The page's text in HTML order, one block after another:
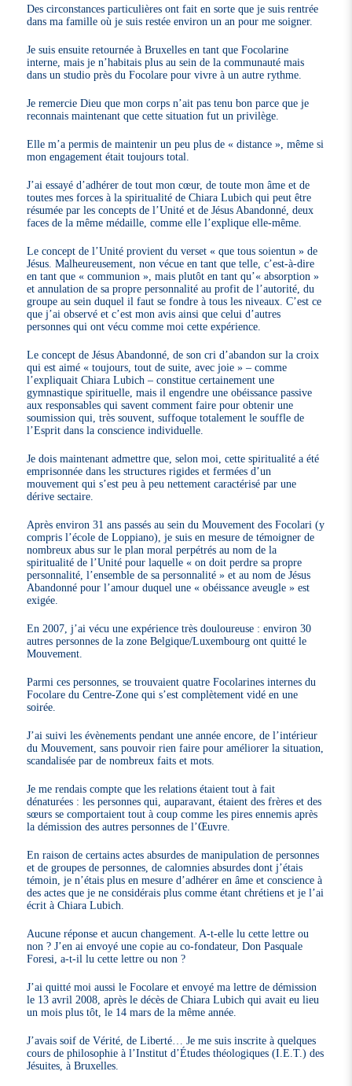
Des circonstances particulières ont fait en sorte que je suis rentrée
dans ma famille où je suis restée environ un an pour me soigner.
Je suis ensuite retournée à Bruxelles en tant que Focolarine
interne, mais je n’habitais plus au sein de la communauté mais
dans un studio près du Focolare pour vivre à un autre rythme.
Je remercie Dieu que mon corps n’ait pas tenu bon parce que je
reconnais maintenant que cette situation fut un privilège.
Elle m’a permis de maintenir un peu plus de « distance », même si
mon engagement était toujours total.
J’ai essayé d’adhérer de tout mon cœur, de toute mon âme et de
toutes mes forces à la spiritualité de Chiara Lubich qui peut être
résumée par les concepts de l’Unité et de Jésus Abandonné, deux
faces de la même médaille, comme elle l’explique elle-même.
Le concept de l’Unité provient du verset « que tous soientun » de
Jésus. Malheureusement, non vécue en tant que telle, c’est-à-dire
en tant que « communion », mais plutôt en tant qu’« absorption »
et annulation de sa propre personnalité au profit de l’autorité, du
groupe au sein duquel il faut se fondre à tous les niveaux. C’est ce
que j’ai observé et c’est mon avis ainsi que celui d’autres
personnes qui ont vécu comme moi cette expérience.
Le concept de Jésus Abandonné, de son cri d’abandon sur la croix
qui est aimé « toujours, tout de suite, avec joie » – comme
l’expliquait Chiara Lubich – constitue certainement une
gymnastique spirituelle, mais il engendre une obéissance passive
aux responsables qui savent comment faire pour obtenir une
soumission qui, très souvent, suffoque totalement le souffle de
l’Esprit dans la conscience individuelle.
Je dois maintenant admettre que, selon moi, cette spiritualité a été
emprisonnée dans les structures rigides et fermées d’un
mouvement qui s’est peu à peu nettement caractérisé par une
dérive sectaire.
Après environ 31 ans passés au sein du Mouvement des Focolari (y
compris l’école de Loppiano), je suis en mesure de témoigner de
nombreux abus sur le plan moral perpétrés au nom de la
spiritualité de l’Unité pour laquelle « on doit perdre sa propre
personnalité, l’ensemble de sa personnalité » et au nom de Jésus
Abandonné pour l’amour duquel une « obéissance aveugle » est
exigée.
En 2007, j’ai vécu une expérience très douloureuse : environ 30
autres personnes de la zone Belgique/Luxembourg ont quitté le
Mouvement.
Parmi ces personnes, se trouvaient quatre Focolarines internes du
Focolare du Centre-Zone qui s’est complètement vidé en une
soirée.
J’ai suivi les évènements pendant une année encore, de l’intérieur
du Mouvement, sans pouvoir rien faire pour améliorer la situation,
scandalisée par de nombreux faits et mots.
Je me rendais compte que les relations étaient tout à fait
dénaturées : les personnes qui, auparavant, étaient des frères et des
sœurs se comportaient tout à coup comme les pires ennemis après
la démission des autres personnes de l’Œuvre.
En raison de certains actes absurdes de manipulation de personnes
et de groupes de personnes, de calomnies absurdes dont j’étais
témoin, je n’étais plus en mesure d’adhérer en âme et conscience à
des actes que je ne considérais plus comme étant chrétiens et je l’ai
écrit à Chiara Lubich.
Aucune réponse et aucun changement. A-t-elle lu cette lettre ou
non ? J’en ai envoyé une copie au co-fondateur, Don Pasquale
Foresi, a-t-il lu cette lettre ou non ?
J’ai quitté moi aussi le Focolare et envoyé ma lettre de démission
le 13 avril 2008, après le décès de Chiara Lubich qui avait eu lieu
un mois plus tôt, le 14 mars de la même année.
J’avais soif de Vérité, de Liberté… Je me suis inscrite à quelques
cours de philosophie à l’Institut d’Études théologiques (I.E.T.) des
Jésuites, à Bruxelles.